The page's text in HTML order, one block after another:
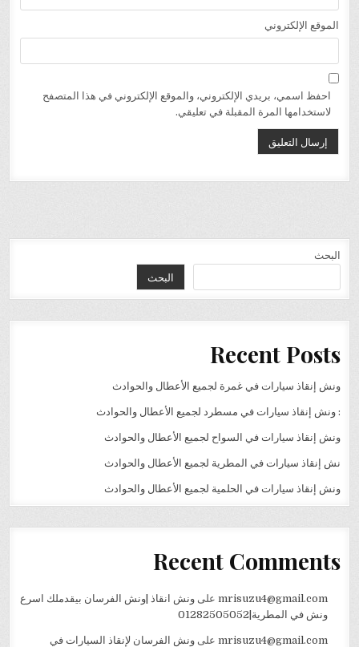
الموقع الإلكتروني
احفظ اسمي، بريدي الإلكتروني، والموقع الإلكتروني في هذا المتصفح
لاستخدامها المرة المقبلة في تعليقي.
البحث
البحث
Recent Posts
ونش إنقاذ سيارات في غمرة لجميع الأعطال والحوادث
: ونش إنقاذ سيارات في مسطرد لجميع الأعطال والحوادث
ونش إنقاذ سيارات في السواح لجميع الأعطال والحوادث
نش إنقاذ سيارات في المطرية لجميع الأعطال والحوادث
ونش إنقاذ سيارات في الحلمية لجميع الأعطال والحوادث
Recent Comments
mrisuzu4@gmail.comعلى ونش انقاذ |ونش الفرسان بيقدملك اسرع
ونش في المطرية|01282505052
mrisuzu4@gmail.comعلى ونش الفرسان لإنقاذ السيارات في